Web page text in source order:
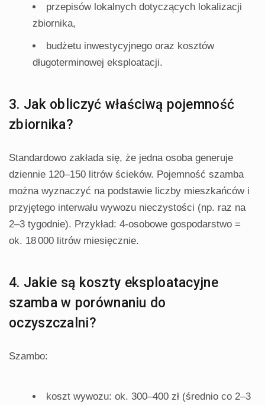
przepisów lokalnych dotyczących lokalizacji
zbiornika,
budżetu inwestycyjnego oraz kosztów
długoterminowej eksploatacji.
3. Jak obliczyć właściwą pojemność
zbiornika?
Standardowo zakłada się, że jedna osoba generuje
dziennie 120–150 litrów ścieków. Pojemność szamba
można wyznaczyć na podstawie liczby mieszkańców i
przyjętego interwału wywozu nieczystości (np. raz na
2–3 tygodnie). Przykład: 4-osobowe gospodarstwo =
ok. 18 000 litrów miesięcznie.
4. Jakie są koszty eksploatacyjne
szamba w porównaniu do
oczyszczalni?
Szambo:
koszt wywozu: ok. 300–400 zł (średnio co 2–3